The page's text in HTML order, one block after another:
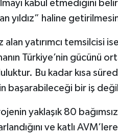
kabul etmediğini
yıldız” haline
alan yatırımcı temsilcisi
Türkiye’nin gücünü
Bu kadar kısa
başarabileceği bir iş
yaklaşık 80
ve katlı